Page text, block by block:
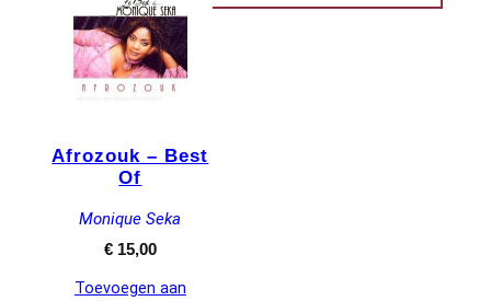
Afrozouk – Best
Of
Monique Seka
€15,00
Toevoegen aan